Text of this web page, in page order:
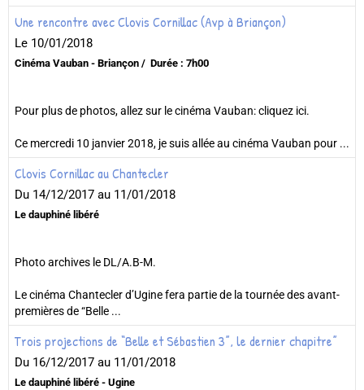
Une rencontre avec Clovis Cornillac (Avp à Briançon)
Le 10/01/2018
Cinéma Vauban - Briançon Durée : 7h00
Pour plus de photos, allez sur le cinéma Vauban: cliquez ici.
Ce mercredi 10 janvier 2018, je suis allée au cinéma Vauban pour ...
Clovis Cornillac au Chantecler
Du 14/12/2017 au 11/01/2018
Le dauphiné libéré
Photo archives le DL/A.B-M.
Le cinéma Chantecler d’Ugine fera partie de la tournée des avant-
premières de “Belle ...
Trois projections de “Belle et Sébastien 3”, le dernier chapitre”
Du 16/12/2017 au 11/01/2018
Le dauphiné libéré - Ugine